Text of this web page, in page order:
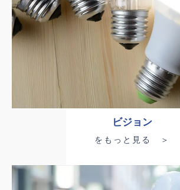
ビジョン
をもっと見る ＞